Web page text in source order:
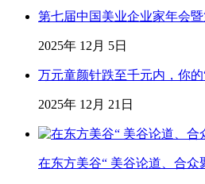
第七届中国美业企业家年会
2025年 12月 5日
万元童颜针跌至千元内，你
2025年 12月 21日
在东方美谷“ 美谷论道、合